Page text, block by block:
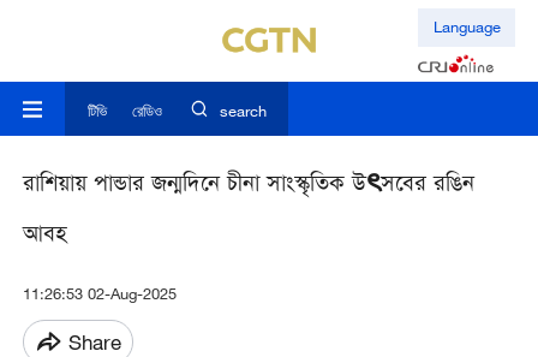
Language
টিভি রেডিও search
রাশিয়ায় পান্ডার জন্মদিনে চীনা সাংস্কৃতিক উৎসবের রঙিন
আবহ
11:26:53 02-Aug-2025
Share